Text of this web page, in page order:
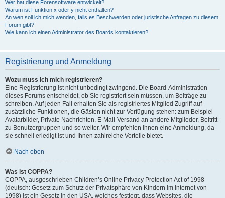
Wer hat diese Forensoftware entwickelt?
Warum ist Funktion x oder y nicht enthalten?
An wen soll ich mich wenden, falls es Beschwerden oder juristische Anfragen zu diesem
Forum gibt?
Wie kann ich einen Administrator des Boards kontaktieren?
Registrierung und Anmeldung
Wozu muss ich mich registrieren?
Eine Registrierung ist nicht unbedingt zwingend. Die Board-Administration
dieses Forums entscheidet, ob Sie registriert sein müssen, um Beiträge zu
schreiben. Auf jeden Fall erhalten Sie als registriertes Mitglied Zugriff auf
zusätzliche Funktionen, die Gästen nicht zur Verfügung stehen: zum Beispiel
Avatarbilder, Private Nachrichten, E-Mail-Versand an andere Mitglieder, Beitritt
zu Benutzergruppen und so weiter. Wir empfehlen Ihnen eine Anmeldung, da
sie schnell erledigt ist und Ihnen zahlreiche Vorteile bietet.
Nach oben
Was ist COPPA?
COPPA, ausgeschrieben Children’s Online Privacy Protection Act of 1998
(deutsch: Gesetz zum Schutz der Privatsphäre von Kindern im Internet von
1998) ist ein Gesetz in den USA, welches festlegt, dass Websites, die